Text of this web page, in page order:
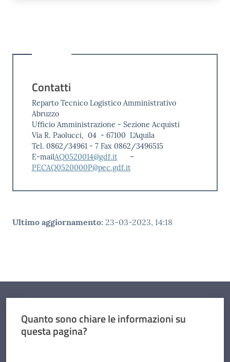
Contatti
Reparto Tecnico Logistico Amministrativo
Abruzzo
Ufficio Amministrazione - Sezione Acquisti
Via R. Paolucci, 04 - 67100 L’Aquila
Tel. 0862/34961 - 7 Fax 0862/3496515
E-mailAQ0520014@gdf.it
–
PECAQ0520000P@pec.gdf.it
Ultimo aggiornamento: 23-03-2023, 14:18
Quanto sono chiare le informazioni su
questa pagina?